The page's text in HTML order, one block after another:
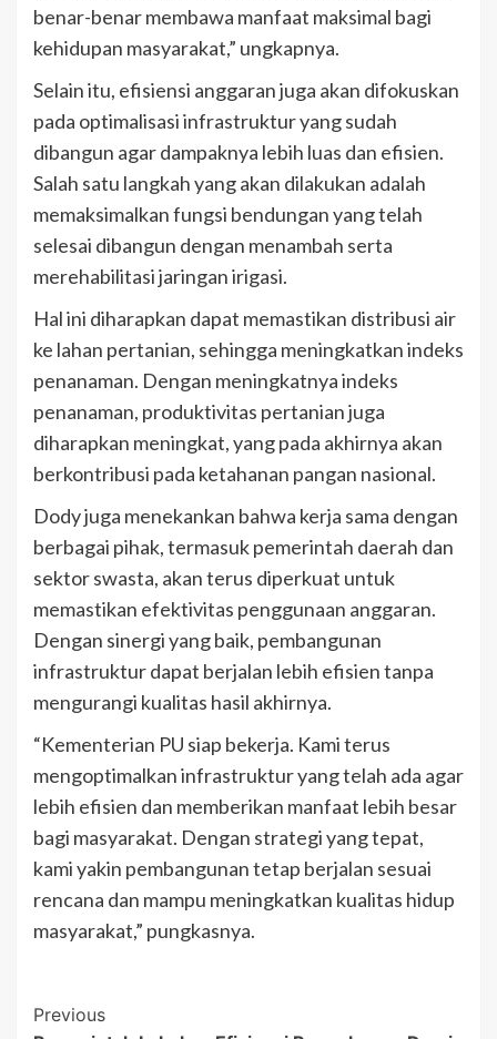
benar-benar membawa manfaat maksimal bagi
kehidupan masyarakat,” ungkapnya.
Selain itu, efisiensi anggaran juga akan difokuskan
pada optimalisasi infrastruktur yang sudah
dibangun agar dampaknya lebih luas dan efisien.
Salah satu langkah yang akan dilakukan adalah
memaksimalkan fungsi bendungan yang telah
selesai dibangun dengan menambah serta
merehabilitasi jaringan irigasi.
Hal ini diharapkan dapat memastikan distribusi air
ke lahan pertanian, sehingga meningkatkan indeks
penanaman. Dengan meningkatnya indeks
penanaman, produktivitas pertanian juga
diharapkan meningkat, yang pada akhirnya akan
berkontribusi pada ketahanan pangan nasional.
Dody juga menekankan bahwa kerja sama dengan
berbagai pihak, termasuk pemerintah daerah dan
sektor swasta, akan terus diperkuat untuk
memastikan efektivitas penggunaan anggaran.
Dengan sinergi yang baik, pembangunan
infrastruktur dapat berjalan lebih efisien tanpa
mengurangi kualitas hasil akhirnya.
“Kementerian PU siap bekerja. Kami terus
mengoptimalkan infrastruktur yang telah ada agar
lebih efisien dan memberikan manfaat lebih besar
bagi masyarakat. Dengan strategi yang tepat,
kami yakin pembangunan tetap berjalan sesuai
rencana dan mampu meningkatkan kualitas hidup
masyarakat,” pungkasnya.
Post
Previous